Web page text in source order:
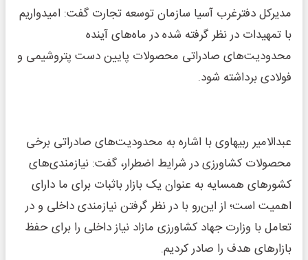
مدیرکل دفترغرب آسیا سازمان توسعه تجارت گفت: امیدواریم
با تمهیدات در نظر گرفته شده در ماه‌های آینده
محدودیت‌های صادراتی محصولات پایین دست پتروشیمی و
فولادی برداشته شود.
عبدالامیر ربیهاوی با اشاره به محدودیت‌های صادراتی برخی
محصولات کشاورزی در شرایط اضطرار، گفت: نیازمندی‌های
کشورهای همسایه به عنوان یک بازار باثبات برای ما دارای
اهمیت است؛ از این‌رو با در نظر گرفتن نیازمندی داخلی و در
تعامل با وزارت جهاد کشاورزی مازاد نیاز داخلی را برای حفظ
بازارهای هدف را صادر کردیم.